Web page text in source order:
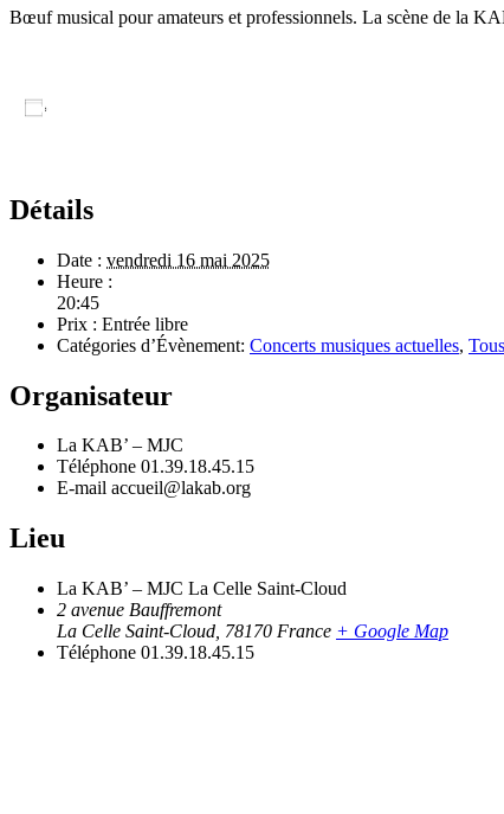
Bœuf musical pour amateurs et professionnels. La scène de la
Détails
Date : vendredi 16 mai 2025
Heure :
20:45
Prix : Entrée libre
Catégories d’Évènement: Concerts musiques actuelles,
Organisateur
La KAB’ – MJC
Téléphone 01.39.18.45.15
E-mail accueil@lakab.org
Lieu
La KAB’ – MJC La Celle Saint-Cloud
2 avenue Bauffremont
La Celle Saint-Cloud 78170 France + Google Map
Téléphone 01.39.18.45.15